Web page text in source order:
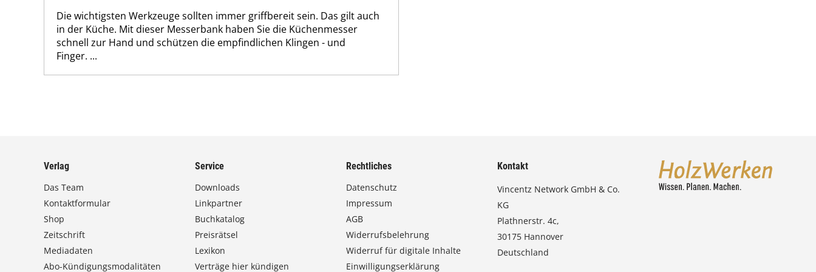
Die wichtigsten Werkzeuge sollten immer griffbereit sein. Das gilt auch
in der Küche. Mit dieser Messerbank haben Sie die Küchenmesser
schnell zur Hand und schützen die empfindlichen Klingen - und
Finger. ...
Verlag
Das Team
Kontaktformular
Shop
Zeitschrift
Mediadaten
Abo-Kündigungsmodalitäten
Service
Downloads
Linkpartner
Buchkatalog
Preisrätsel
Lexikon
Verträge hier kündigen
Rechtliches
Datenschutz
Impressum
AGB
Widerrufsbelehrung
Widerruf für digitale Inhalte
Einwilligungserklärung
Kontakt
Vincentz Network GmbH & Co.
KG
Plathnerstr. 4c,
30175 Hannover
Deutschland